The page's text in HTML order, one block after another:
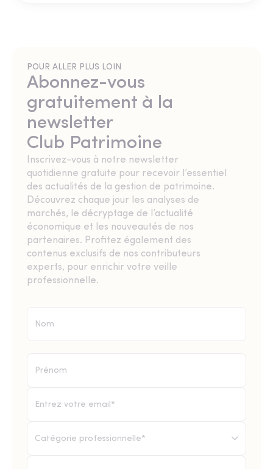
POUR ALLER PLUS LOIN
Abonnez-vous
gratuitement à la
newsletter
Club Patrimoine
Inscrivez-vous à notre newsletter
quotidienne gratuite pour recevoir l’essentiel
des actualités de la gestion de patrimoine.
Découvrez chaque jour les analyses de
marchés, le décryptage de l’actualité
économique et les nouveautés de nos
partenaires. Profitez également des
contenus exclusifs de nos contributeurs
experts, pour enrichir votre veille
professionnelle.
Catégorie professionnelle*